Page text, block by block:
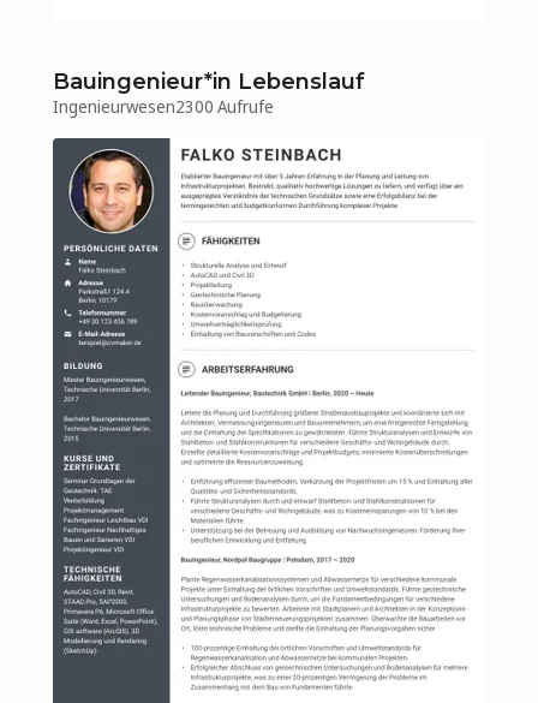
Bauingenieur*in Lebenslauf
Ingenieurwesen2300 Aufrufe